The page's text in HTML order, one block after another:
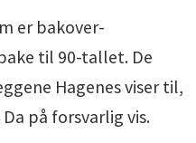
er bakover-
til 90-tallet. De
Hagenes viser til,
på forsvarlig vis.